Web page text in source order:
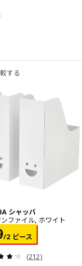
イトオレンジ, 270 cm
クブルー, 270 cm
する
シャッバ
ファイル, ホワイト
/2 ピース
¥ 99/2 ピ
レビュー: 4.2
(212)